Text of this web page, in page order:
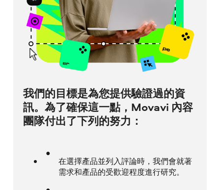
我們的目標是為您提供驗證過的資
訊。為了確保這一點，Movavi 內容
團隊付出了下列的努力：
在選擇產品並列入評論時，我們會就著
需求和產品的受歡迎程度進行研究。